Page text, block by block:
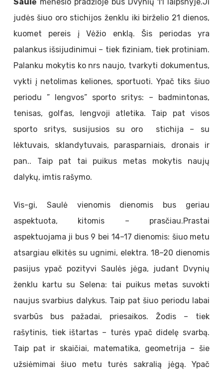
judės šiuo oro stichijos ženklu iki birželio 21 dienos,
kuomet pereis į Vėžio enklą. Šis periodas yra
palankus išsijudinimui – tiek fiziniam, tiek protiniam.
Palanku mokytis ko nrs naujo, tvarkyti dokumentus,
vykti į netolimas keliones, sportuoti. Ypač tiks šiuo
periodu ” lengvos” sporto sritys: – badmintonas,
tenisas, golfas, lengvoji atletika. Taip pat visos
sporto sritys, susijusios su oro stichija – su
lėktuvais, sklandytuvais, parasparniais, dronais ir
pan.. Taip pat tai puikus metas mokytis naujų
dalykų, imtis rašymo.
Vis-gi, Saulė vienomis dienomis bus geriau
aspektuota, kitomis – prasčiau.Prastai
aspektuojama ji bus 9 bei 14–17 dienomis: šiuo metu
atsargiau elkitės su ugnimi, elektra. 18–20 dienomis
pasijus ypač pozityvi Saulės jėga, judant Dvynių
ženklu kartu su Selena: tai puikus metas suvokti
naujus svarbius dalykus. Taip pat šiuo periodu labai
svarbūs bus pažadai, priesaikos. Žodis – tiek
rašytinis, tiek ištartas – turės ypač didelę svarbą.
Taip pat ir skaičiai, matematika, geometrija – šie
užsiėmimai šiuo metu turės sakralią jėgą. Ypač